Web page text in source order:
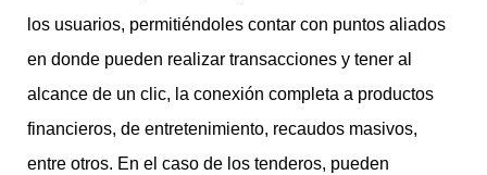
los usuarios, permitiéndoles contar con puntos aliados
en donde pueden realizar transacciones y tener al
alcance de un clic, la conexión completa a productos
financieros, de entretenimiento, recaudos masivos,
entre otros. En el caso de los tenderos, pueden